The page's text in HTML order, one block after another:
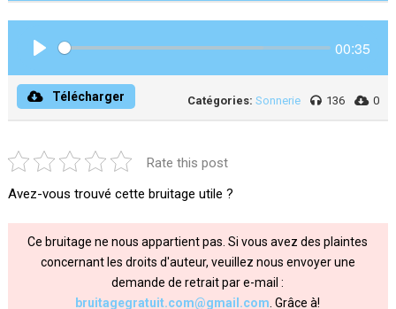
00:35
Télécharger Catégories: Sonnerie 136 0
Rate this post
Avez-vous trouvé cette bruitage utile ?
Ce bruitage ne nous appartient pas. Si vous avez des plaintes
concernant les droits d'auteur, veuillez nous envoyer une
demande de retrait par e-mail :
bruitagegratuit.com@gmail.com . Grâce à!